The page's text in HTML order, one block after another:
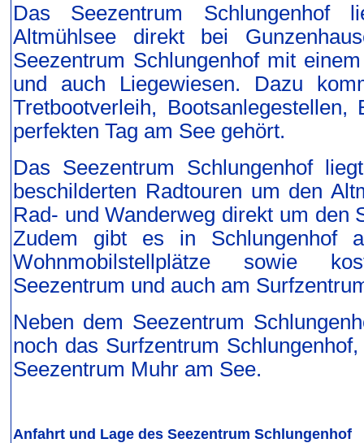
Das Seezentrum
Altmühlsee direkt bei
Seezentrum Schlungenhof mit
und auch Liegewiesen. Dazu
Tretbootverleih,
perfekten Tag am See gehört.
Das Seezentrum Schlungenhof
beschilderten Radtouren um den
Rad- und Wanderweg direkt um den
Zudem gibt es in Schlungenhof
Wohnmobilstellplätze sowie
Seezentrum und auch am
Neben dem Seezentrum
noch das Surfzentrum
Seezentrum Muhr am See.
Anfahrt und Lage des Seezentrum Schlungenhof